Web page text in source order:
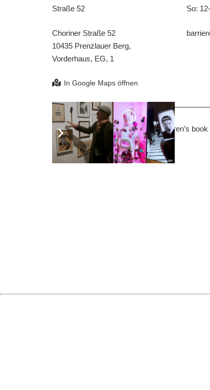
Straße 52
Choriner Straße 52
10435 Prenzlauer Berg,
Vorderhaus, EG, 1
So:
An insight into the universe of a children’s
and the final printed book.